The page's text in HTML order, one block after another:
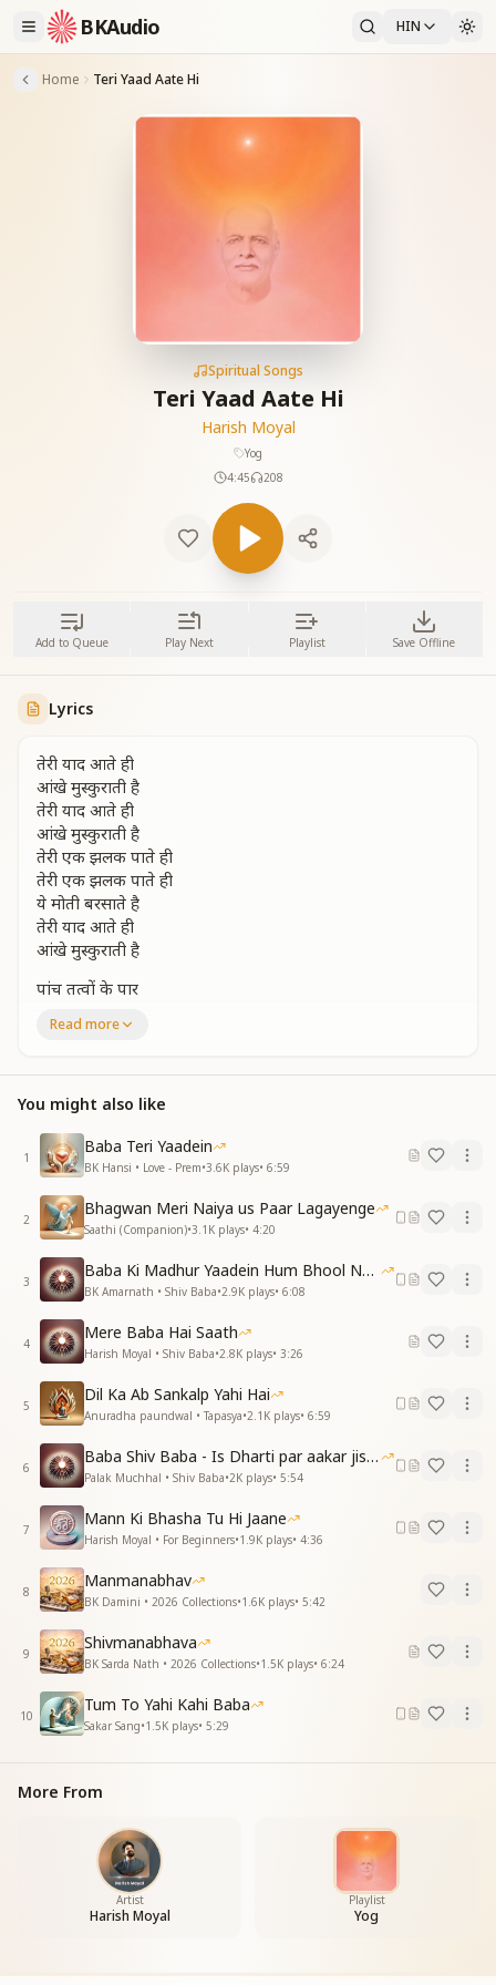
BKAudio HIN
Home Teri Yaad Aate Hi
Spiritual Songs
Teri Yaad Aate Hi
Harish Moyal
Yog
4:45
208
Add to Queue Play Next Playlist Save Offline
Lyrics
तेरी याद आते ही
आंखे मुस्कुराती है
तेरी याद आते ही
आंखे मुस्कुराती है
तेरी एक झलक पाते ही
तेरी एक झलक पाते ही
ये मोती बरसाते है
तेरी याद आते ही
आंखे मुस्कुराती है
पांच तत्वों के पार
तूने प्रेम की डोरी से
तूने प्रेम की डोरी से
मन बांधा मेरा है
करुणा के इस उपहार के
गीत गाते है
तेरी याद आते ही
आंखे मुस्कुराती है
हरपल ऐसा लगता है
तू अंग संग मेंरे है
तू समाया अंतर में
दिनरात मेरे है
नैनो के चितवन अब तेरी
नैनो के चितवन अब तेरी
सूरत दिखाती है
तेरी याद आते ही
आंखे मुस्कुराती है
तेरी याद आते ही
आंखे मुस्कुराती है
Read more
You might also like
1
Baba Teri Yaadein
BK Hansi • Love - Prem•3.6K plays• 6:59
2
Bhagwan Meri Naiya us Paar Lagayenge
Saathi (Companion)•3.1K plays• 4:20
3
Baba Ki Madhur Yaadein Hum Bhool Nahi Paate
BK Amarnath • Shiv Baba•2.9K plays• 6:08
4
Mere Baba Hai Saath
Harish Moyal • Shiv Baba•2.8K plays• 3:26
5
Dil Ka Ab Sankalp Yahi Hai
Anuradha paundwal • Tapasya•2.1K plays• 6:59
6
Baba Shiv Baba - Is Dharti par aakar jisne
Palak Muchhal • Shiv Baba•2K plays• 5:54
7
Mann Ki Bhasha Tu Hi Jaane
Harish Moyal • For Beginners•1.9K plays• 4:36
8
Manmanabhav
BK Damini • 2026 Collections•1.6K plays• 5:42
9
Shivmanabhava
BK Sarda Nath • 2026 Collections•1.5K plays• 6:24
10
Tum To Yahi Kahi Baba
Sakar Sang•1.5K plays• 5:29
More From
Artist
Harish Moyal
Playlist
Yog